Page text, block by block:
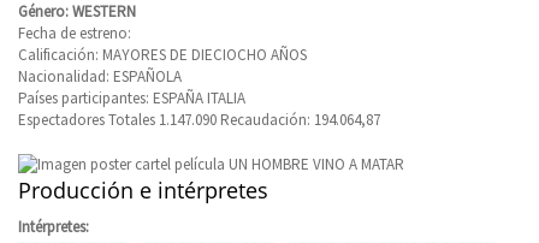
Género: WESTERN
Fecha de estreno:
Calificación: MAYORES DE DIECIOCHO AÑOS
Nacionalidad: ESPAÑOLA
Países participantes: ESPAÑA ITALIA
Espectadores Totales 1.147.090 Recaudación: 194.064,87
Producción e intérpretes
Intérpretes: